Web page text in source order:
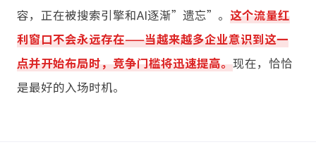
容，正在被搜索引擎和AI逐渐”遗忘”。 这个流量红
利窗口不会永远存在——当越来越多企业意识到这一
点并开始布局时，竞争门槛将迅速提高。现在，恰恰
是最好的入场时机。